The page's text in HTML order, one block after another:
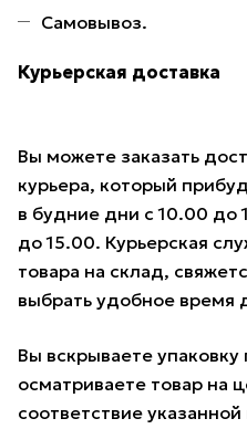
Самовывоз.
Курьерская доставка
Вы можете заказать
курьера, который
в будние дни с 10.00 до
до 15.00. Курьерская
товара на склад,
выбрать удобное время
Вы вскрываете упаковку
осматриваете товар на
соответствие